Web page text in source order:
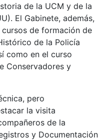
de la UCM y de la
El Gabinete, además,
de formación de
de la Policía
como en el curso
Conservadores y
pero
la visita
de la
y Documentación